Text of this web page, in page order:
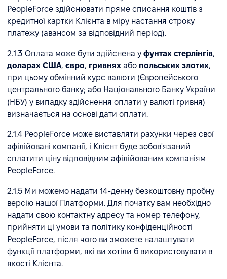
PeopleForce здійснювати пряме списання коштів з
кредитної картки Клієнта в міру настання строку
платежу (авансом за відповідний період).
2.1.3 Оплата може бути здійснена у фунтах стерлінгів,
доларах США, євро, гривнях або польських злотих,
при цьому обмінний курс валюти (Європейського
центрального банку; або Національного Банку України
(НБУ) у випадку здійснення оплати у валюті гривня)
визначається на основі дати оплати.
2.1.4 PeopleForce може виставляти рахунки через свої
афілійовані компанії, і Клієнт буде зобов'язаний
сплатити ціну відповідним афілійованим компаніям
PeopleForce.
2.1.5 Ми можемо надати 14-денну безкоштовну пробну
версію нашої Платформи. Для початку вам необхідно
надати свою контактну адресу та номер телефону,
прийняти ці умови та політику конфіденційності
PeopleForce, після чого ви зможете налаштувати
функції платформи, які ви хотіли б використовувати в
якості Клієнта.